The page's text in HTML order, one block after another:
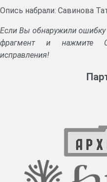
Опись набрали: Савинова
Если Вы обнаружили ошибку
фрагмент и нажмите
исправления!